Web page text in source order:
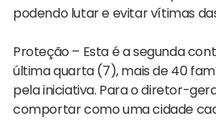
podendo lutar e evitar vítimas
Proteção – Esta é a segunda
última quarta (7), mais de 40
pela iniciativa. Para o diretor-
comportar como uma cidade